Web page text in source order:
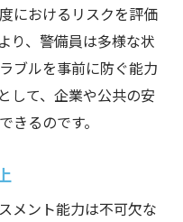
におけるリスクを評価
り、警備員は多様な状
ブルを事前に防ぐ能力
して、企業や公共の安
きるのです。
メント能力は不可欠な